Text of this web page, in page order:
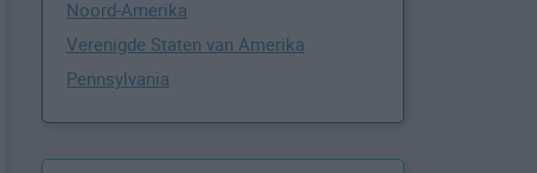
Noord-Amerika
Verenigde Staten van Amerika
Pennsylvania